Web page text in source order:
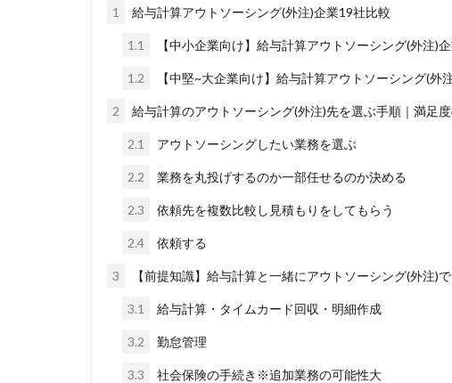
1 給与計算アウトソーシング(外注)企業19社比較
1.1 【中小企業向け】給与計算アウトソーシング(外注)
1.2 【中堅~大企業向け】給与計算アウトソーシング(外
2 給与計算のアウトソーシング(外注)先を選ぶ手順｜満足
2.1 アウトソーシングしたい業務を選ぶ
2.2 業務を丸投げするのか一部任せるのか決める
2.3 依頼先を複数比較し見積もりをしてもらう
2.4 依頼する
3 【前提知識】給与計算と一緒にアウトソーシング(外注)
3.1 給与計算・タイムカード回収・明細作成
3.2 勤怠管理
3.3 社会保険の手続き※追加業務の可能性大